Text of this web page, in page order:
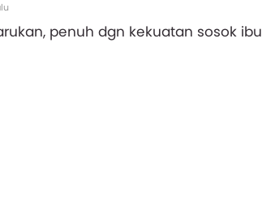
penuh dgn kekuatan sosok ibu